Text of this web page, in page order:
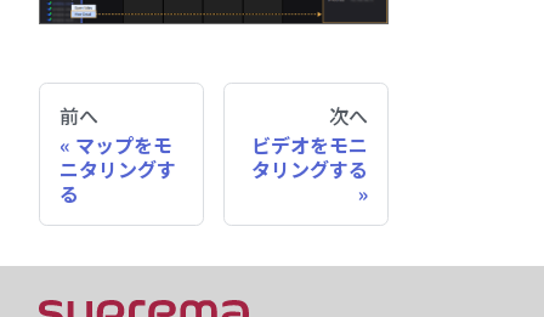
前へ
マップをモ
ニタリングす
る
次へ
ビデオをモニ
タリングする